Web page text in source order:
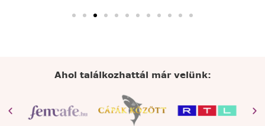
Ahol találkozhattál már velünk: